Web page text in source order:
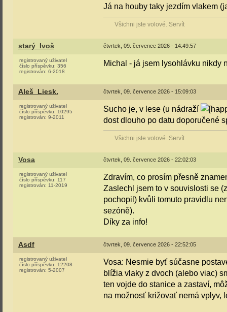
Já na houby taky jezdím vlakem
Všichni jste volové. Servít
starý_Ivoš čtvrtek, 09. července 2026 - 14:49:57
registrovaný uživatel
číslo příspěvku: 356
registrován: 6-2018
Michal - já jsem lysohlávku nikdy
Aleš_Liesk. čtvrtek, 09. července 2026 - 15:09:03
registrovaný uživatel
číslo příspěvku: 10295
registrován: 9-2011
Sucho je, v lese (u nádraží
dost dlouho po datu doporučené
Všichni jste volové. Servít
Vosa čtvrtek, 09. července 2026 - 22:02:03
registrovaný uživatel
číslo příspěvku: 117
registrován: 11-2019
Zdravím, co prosím přesně
Zaslechl jsem to v souvislosti se
pochopil) kvůli tomuto pravidlu
sezóně).
Díky za info!
Asdf čtvrtek, 09. července 2026 - 22:52:05
registrovaný uživatel
číslo příspěvku: 12208
registrován: 5-2007
Vosa: Nesmie byť súčasne
blížia vlaky z dvoch (alebo viac)
ten vojde do stanice a zastaví,
na možnosť križovať nemá vplyv,